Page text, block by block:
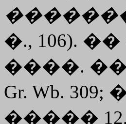
�., 106).
����.
Gr. Wb.
����� 12,